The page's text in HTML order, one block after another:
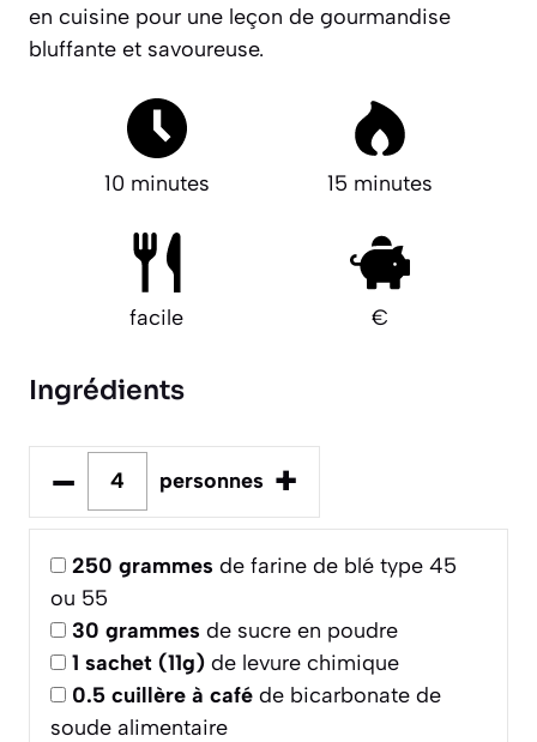
en cuisine pour une leçon de gourmandise
bluffante et savoureuse.
10 minutes 15 minutes
facile €
Ingrédients
– personnes +
250 grammes de farine de blé type 45
ou 55
30 grammes de sucre en poudre
1 sachet (11g) de levure chimique
0.5 cuillère à café de bicarbonate de
soude alimentaire